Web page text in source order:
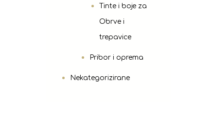
Tinte i boje za
Obrve i
trepavice
Pribor i oprema
Nekategorizirane